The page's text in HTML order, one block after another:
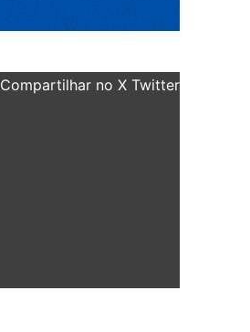
Compartilhar no X Twitter